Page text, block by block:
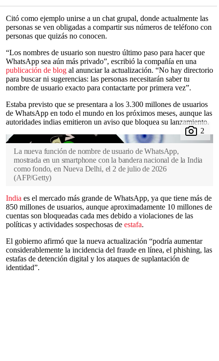
Citó como ejemplo unirse a un chat grupal, donde actualmente las
personas se ven obligadas a compartir sus números de teléfono con
personas que quizás no conocen.
“Los nombres de usuario son nuestro último paso para hacer que
WhatsApp sea aún más privado”, escribió la compañía en una
publicación de blog al anunciar la actualización. “No hay directorio
para buscar ni sugerencias: las personas necesitarán saber tu
nombre de usuario exacto para contactarte por primera vez”.
Estaba previsto que se presentara a los 3.300 millones de usuarios
de WhatsApp en todo el mundo en los próximos meses, aunque las
autoridades indias emitieron un aviso que bloquea su lanzamiento.
La nueva función de nombre de usuario de WhatsApp,
mostrada en un smartphone con la bandera nacional de la India
como fondo, en Nueva Delhi, el 2 de julio de 2026
(AFP/Getty)
India es el mercado más grande de WhatsApp, ya que tiene más de
850 millones de usuarios, aunque aproximadamente 10 millones de
cuentas son bloqueadas cada mes debido a violaciones de las
políticas y actividades sospechosas de estafa.
El gobierno afirmó que la nueva actualización “podría aumentar
considerablemente la incidencia del fraude en línea, el phishing, las
estafas de detención digital y los ataques de suplantación de
identidad”.